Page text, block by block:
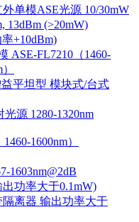
单模ASE光源 10/30mW
13dBm (>20mW)
+10dBm)
ASE-FL7210（1460-
平坦型 模块式/台式
源 1280-1320nm
1600nm）
1603nm@2dB
功率大于0.1mW)
隔离器 输出功率大于